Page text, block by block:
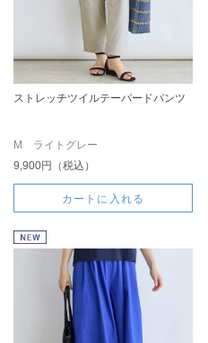
ストレッチツイルテーパードパンツ
M ライトグレー
9,900円（税込）
カートに入れる